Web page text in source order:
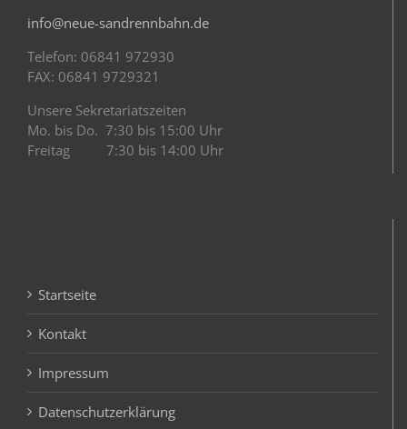
info@neue-sandrennbahn.de
Telefon: 06841 972930
FAX: 06841 9729321
Unsere Sekretariatszeiten
Mo. bis Do. 7:30 bis 15:00 Uhr
Freitag 7:30 bis 14:00 Uhr
Startseite
Kontakt
Impressum
Datenschutzerklärung